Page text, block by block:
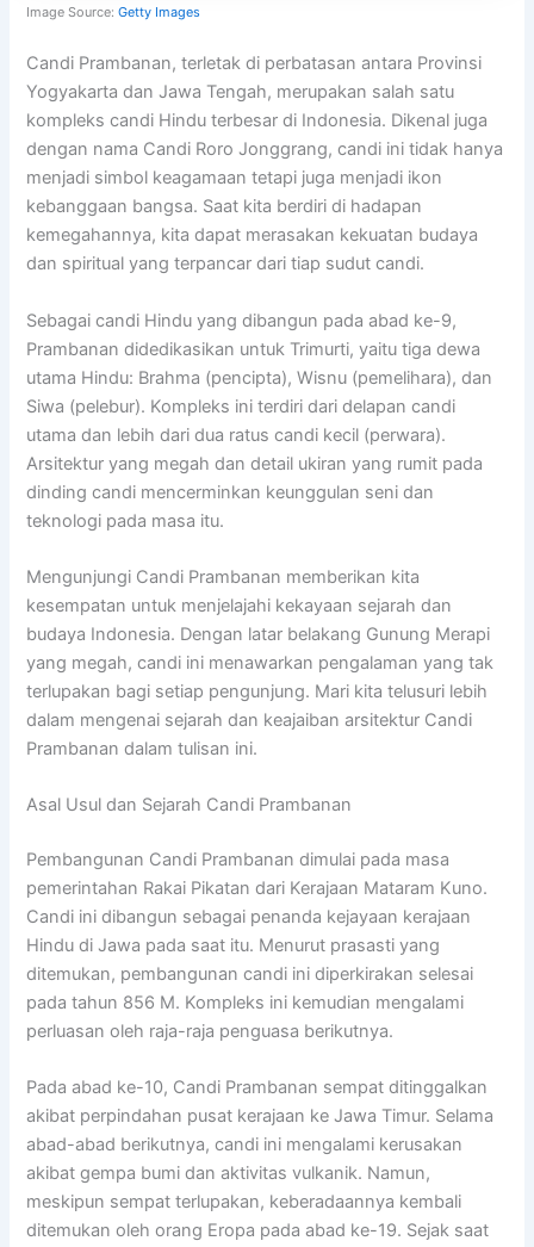
Image Source:Getty Images
Candi Prambanan, terletak di perbatasan antara Provinsi
Yogyakarta dan Jawa Tengah, merupakan salah satu
kompleks candi Hindu terbesar di Indonesia. Dikenal juga
dengan nama Candi Roro Jonggrang, candi ini tidak hanya
menjadi simbol keagamaan tetapi juga menjadi ikon
kebanggaan bangsa. Saat kita berdiri di hadapan
kemegahannya, kita dapat merasakan kekuatan budaya
dan spiritual yang terpancar dari tiap sudut candi.
Sebagai candi Hindu yang dibangun pada abad ke-9,
Prambanan didedikasikan untuk Trimurti, yaitu tiga dewa
utama Hindu: Brahma (pencipta), Wisnu (pemelihara), dan
Siwa (pelebur). Kompleks ini terdiri dari delapan candi
utama dan lebih dari dua ratus candi kecil (perwara).
Arsitektur yang megah dan detail ukiran yang rumit pada
dinding candi mencerminkan keunggulan seni dan
teknologi pada masa itu.
Mengunjungi Candi Prambanan memberikan kita
kesempatan untuk menjelajahi kekayaan sejarah dan
budaya Indonesia. Dengan latar belakang Gunung Merapi
yang megah, candi ini menawarkan pengalaman yang tak
terlupakan bagi setiap pengunjung. Mari kita telusuri lebih
dalam mengenai sejarah dan keajaiban arsitektur Candi
Prambanan dalam tulisan ini.
Asal Usul dan Sejarah Candi Prambanan
Pembangunan Candi Prambanan dimulai pada masa
pemerintahan Rakai Pikatan dari Kerajaan Mataram Kuno.
Candi ini dibangun sebagai penanda kejayaan kerajaan
Hindu di Jawa pada saat itu. Menurut prasasti yang
ditemukan, pembangunan candi ini diperkirakan selesai
pada tahun 856 M. Kompleks ini kemudian mengalami
perluasan oleh raja-raja penguasa berikutnya.
Pada abad ke-10, Candi Prambanan sempat ditinggalkan
akibat perpindahan pusat kerajaan ke Jawa Timur. Selama
abad-abad berikutnya, candi ini mengalami kerusakan
akibat gempa bumi dan aktivitas vulkanik. Namun,
meskipun sempat terlupakan, keberadaannya kembali
ditemukan oleh orang Eropa pada abad ke-19. Sejak saat